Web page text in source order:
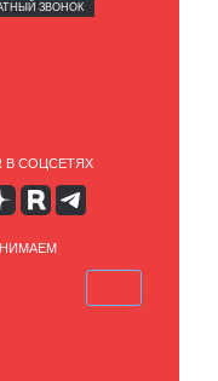
ЗВОНОК
В СОЦСЕТЯХ